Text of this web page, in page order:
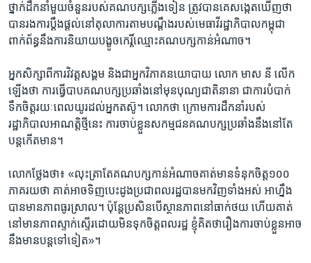
ថ្នាក់​ដឹកនាំ​មួយ​ចំនួន​របស់​គណបក្ស​ភ្លើង​ទៀន​ ត្រូវ​បាន​គេ​សង្កេត​ឃើញ​ថា
បាន​រង​ការ​ប្តឹងផ្តល់​នៅ​តុលា​ការ​តាម​បណ្តឹង​របស់​មេធាវី​រដ្ឋាភិបាល​កម្ពុជា ​
ពាក់​ព័ន្ធនឹង​ការនិយាយ​បង្ខូច​កេរ្តិ៍​ឈ្មោះ​គណបក្ស​កាន់​អំណាច​។
​អ្នក​សិក្សា​ពី​ការវិវត្ត​សង្គម និង​ជាអ្នក​វិភាគ​នយោបាយ​ លោក មាស នី លើក​
ឡើង​ថា ការ​ធ្វើ​បាប​គណបក្ស​ប្រឆាំង​នៅ​មុន​បុណ្យ​ជាតិ​នានា​ ជា​ការ​បំបាក់​
ទឹកចិត្ត​រយៈ​ពេល​យូរ​ដល់​អ្នក​តស៊ូ​។ លោកថា ក្រោម​ការដឹកនាំ​របស់​
រដ្ឋាភិបាល​អាណត្តិ​ថ្មី​នេះ ​ការ​ចាប់​ខ្លួន​សកម្មជន​គណបក្ស​ប្រឆាំងនឹងនៅ​តែ​
បន្ត​កើត​មាន។
លោក​ថ្លែង​ថា៖ «លុះត្រាតែ​គណបក្ស​កាន់អំណាច​គាត់​មាន​ទំនុក​ចិត្ត​១០០​
ភាគរយ​ថា​ គាត់​អាច​ទិញ​បេះដូង​ប្រជាពលរដ្ឋ​បាន​មក​វិញ​ទាំង​អស់​ អាហ្នឹង​
បាន​មាន​ភាព​ធូរស្រា​ល​។ ប៉ុន្តែ​ប្រសិន​បើ​ស្ថានភាព​នៅ​ធាក់​ថយ​ ហើយ​គាត់​
នៅ​មាន​ភាព​ស្ទាក់ស្ទើរ​ដោយ​មិនទុក​ចិត្ត​ពលរដ្ឋ ខ្ញុំគិត​ថា​រឿង​ការចាប់​ខ្លួន​អាច​
នឹង​មាន​បន្ត​ទៅ​ទៀត​»។